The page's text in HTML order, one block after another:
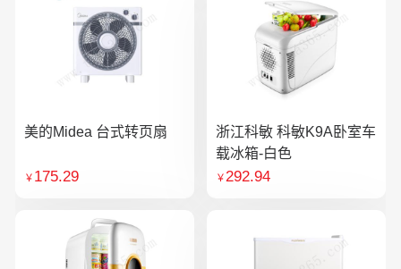
美的Midea 台式转页扇
￥ 175.29
浙江科敏 科敏K9A卧室车
载冰箱-白色
￥292.94